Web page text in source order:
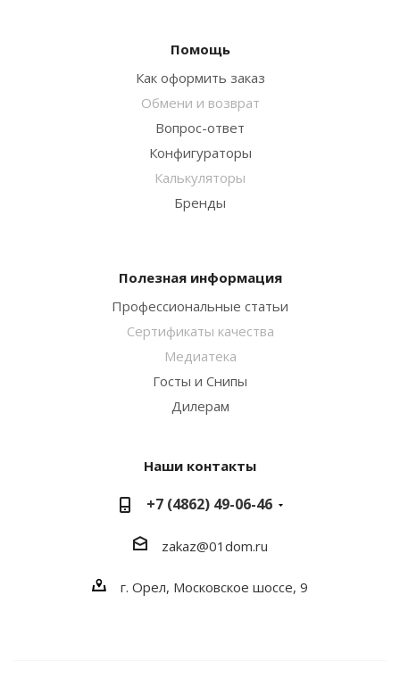
Помощь
Как оформить заказ
Обмени и возврат
Вопрос-ответ
Конфигураторы
Калькуляторы
Бренды
Полезная информация
Профессиональные статьи
Сертификаты качества
Медиатека
Госты и Снипы
Дилерам
Наши контакты
+7 (4862) 49-06-46
zakaz@01dom.ru
г. Орел, Московское шоссе, 9